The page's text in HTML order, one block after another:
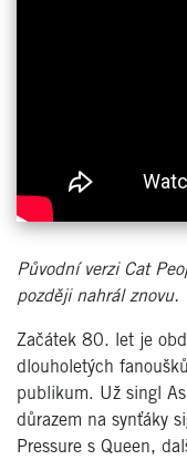
Původní verzi Cat
později nahrál znovu.
Začátek 80. let je
dlouholetých
publikum. Už singl
důrazem na synťáky
Pressure s Queen,